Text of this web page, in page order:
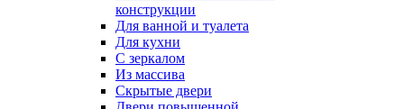
конструкции
Для ванной и туалета
Для кухни
С зеркалом
Из массива
Скрытые двери